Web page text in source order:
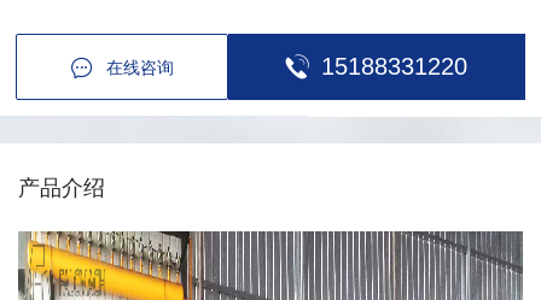
在线咨询 15188331220
产品介绍